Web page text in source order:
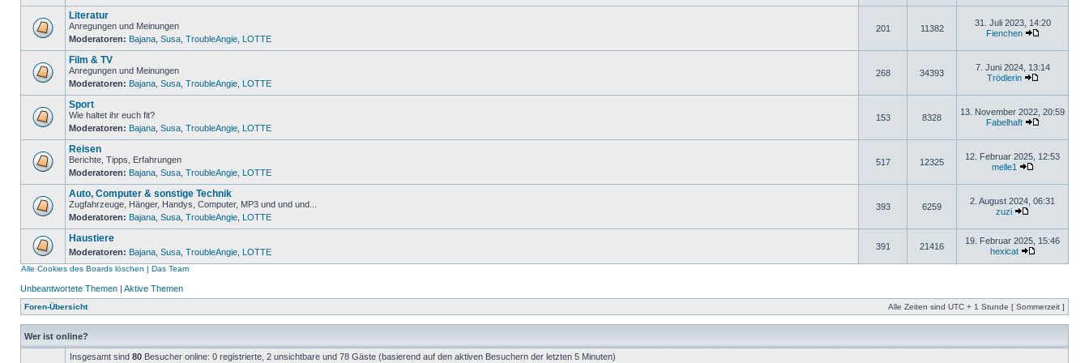
Literatur
Anregungen und Meinungen
Moderatoren: Bajana Susa TroubleAngie LOTTE
201 11382
31. Juli 2023, 14:20
Fienchen
Film & TV
Anregungen und Meinungen
Moderatoren: Bajana Susa TroubleAngie LOTTE
268 34393
7. Juni 2024, 13:14
Trödlerin
Sport
Wie haltet ihr euch fit?
Moderatoren: Bajana Susa TroubleAngie LOTTE
153 8328
13. November 2022, 20:59
Fabelhaft
Reisen
Berichte, Tipps, Erfahrungen
Moderatoren: Bajana Susa TroubleAngie LOTTE
517 12325
12. Februar 2025, 12:53
melle1
Auto, Computer & sonstige Technik
Zugfahrzeuge, Hänger, Handys, Computer, MP3 und und und...
Moderatoren: Bajana Susa TroubleAngie LOTTE
393 6259
2. August 2024, 06:31
zuzi
Haustiere
Moderatoren: Bajana Susa TroubleAngie LOTTE
391 21416
19. Februar 2025, 15:46
hexicat
Alle Cookies des Boards löschen | Das Team
Unbeantwortete Themen | Aktive Themen
Foren-Übersicht Alle Zeiten sind UTC + 1 Stunde [ Sommerzeit ]
Wer ist online?
Insgesamt sind 80 Besucher online: 0 registrierte, 2 unsichtbare und 78 Gäste (basierend auf den aktiven Besuchern der letzten 5 Minuten)